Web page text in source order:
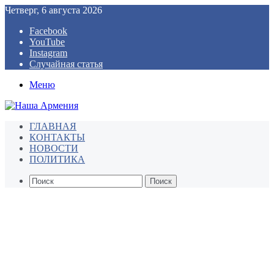
Четверг, 6 августа 2026
Facebook
YouTube
Instagram
Случайная статья
Меню
ГЛАВНАЯ
КОНТАКТЫ
НОВОСТИ
ПОЛИТИКА
Поиск